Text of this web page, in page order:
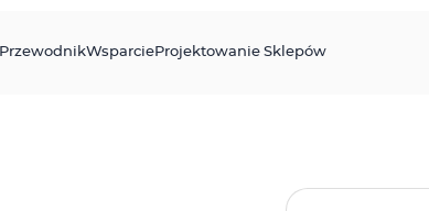
PrzewodnikWsparcieProjektowanie Sklepów